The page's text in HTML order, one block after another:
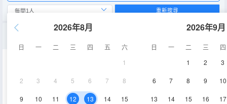
2026年8月
日 一 二 三 四 五
六
1
2 3 4 5 6 7 8
9 10 11 12 13 14 15
2026年9月
日 一 二 三
四
1
2 3
6 7 8 9 10
13 14 15 16 17
重新搜尋
電視機